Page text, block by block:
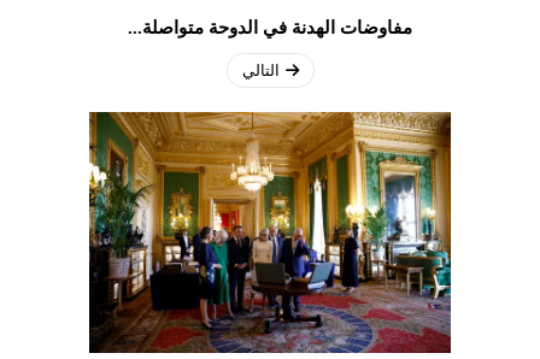
مفاوضات الهدنة في الدوحة متواصلة...
التالي